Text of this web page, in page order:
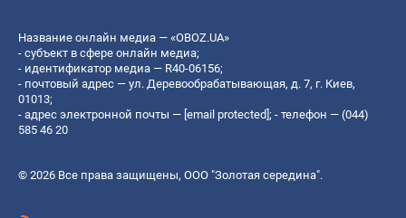
Название онлайн медиа — «OBOZ.UA»
- субъект в сфере онлайн медиа;
- идентификатор медиа — R40-06156;
- почтовый адрес — ул. Деревообрабатывающая, д. 7, г. Киев,
01013;
- адрес электронной почты — [email protected]; - телефон — (044)
585 46 20
© 2026 Все права защищены, ООО "Золотая середина".